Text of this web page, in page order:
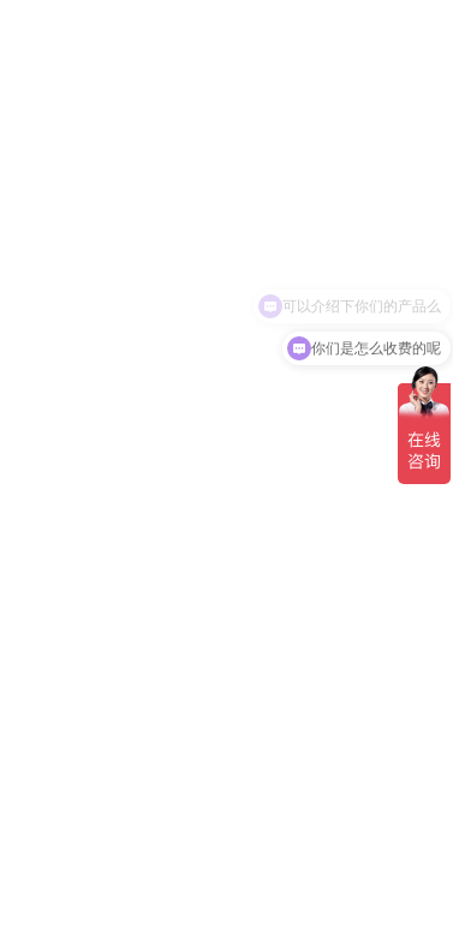
你们是怎么收费的呢